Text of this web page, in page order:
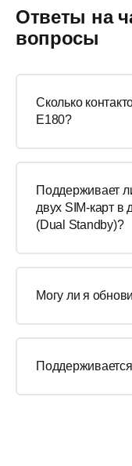
Ответы на
вопросы
Сколько
E180?
Поддерживает
двух SIM-карт
(Dual Standby)?
Могу ли я